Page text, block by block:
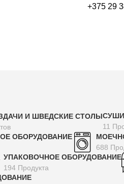
+375 29
И ШВЕДСКИЕ СТОЛЫ
11
ОБОРУДОВАНИЕ
688
УПАКОВОЧНОЕ ОБОРУДОВАНИЕ
194 Продукта